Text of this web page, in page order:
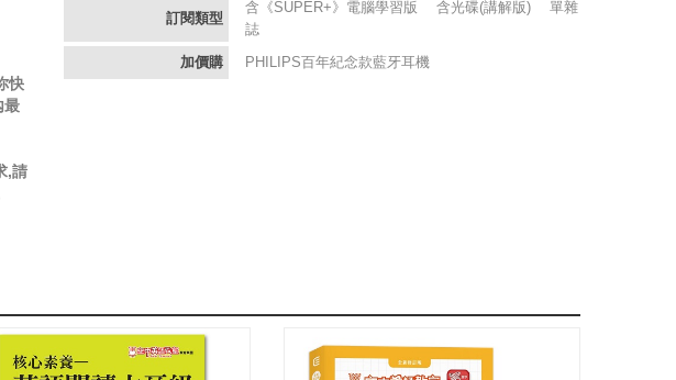
快
最
,請
訂閱類型
含《SUPER+》電腦學習版 含光碟(講解版)
單雜
誌
加價購
PHILIPS百年紀念款藍牙耳機